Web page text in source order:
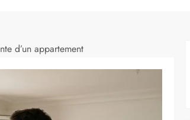
d’un appartement